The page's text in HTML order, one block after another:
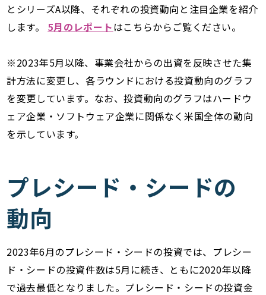
とシリーズA以降、それぞれの投資動向と注目企業を紹介
します。 5月のレポートはこちらからご覧ください。
※2023年5月以降、事業会社からの出資を反映させた集
計方法に変更し、各ラウンドにおける投資動向のグラフ
を変更しています。なお、投資動向のグラフはハードウ
ェア企業・ソフトウェア企業に関係なく米国全体の動向
を示しています。
プレシード・シードの
動向
2023年6月のプレシード・シードの投資では、プレシー
ド・シードの投資件数は5月に続き、ともに2020年以降
で過去最低となりました。プレシード・シードの投資金